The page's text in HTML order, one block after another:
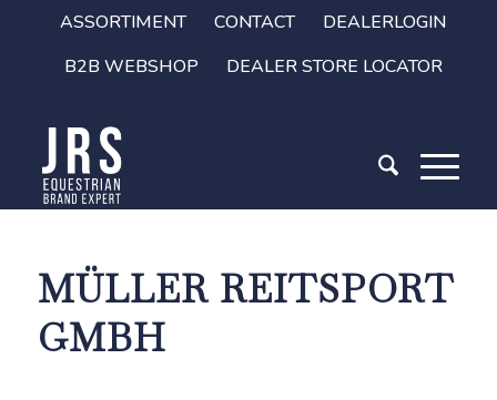
ASSORTIMENT CONTACT
DEALERLOGIN
B2B WEBSHOP
DEALER STORE LOCATOR
MÜLLER REITSPORT
GMBH